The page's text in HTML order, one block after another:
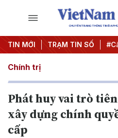
CHUYÊN TRANG THÔNG TIN ĐA
TIN MỚI TRẠM TIN SỐ
#Chống khai thác IUU
Chính trị
Phát huy vai trò
xây dựng chính
cấp